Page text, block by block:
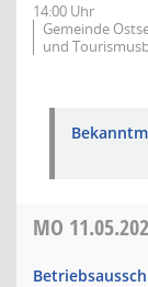
14:00 Uhr
Gemeinde
und
MO